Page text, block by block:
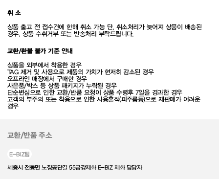
취 소
상품 출고 전 접수건에 한해 취소 가능 단, 취소처리가 늦어져 상품이 배송된
경우, 상품 수취거부 또는 반송처리 부탁드립니다.
교환/환불 불가 기준 안내
상품을 외부에서 착용한 경우
TAG 제거 및 사용으로 제품의 가치가 현저히 감소된 경우
오프라인 매장에서 구매한 경우
사은품/박스 등 상품 패키지가 누락된 경우
단순변심으로 인한 교환/반품 요청이 상품 수령후 7일을 경과한 경우
고객의 부주의 또는 착용으로 인한 사용흔적(피주름등)으로 재판매가 어려운
경우
교환/반품 주소
E-BIZ팀
세종시 전동면 노장공단길 55금강제화 E-BIZ 제화 담당자